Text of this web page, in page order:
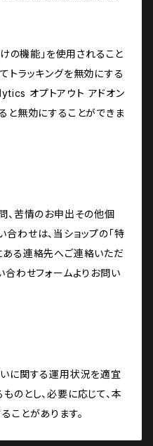
機能」を使用されること
トラッキングを無効にする
オプトアウト アドオン
と無効にすることができま
、苦情のお申出その他個
わせは、当ショップの「特
ある連絡先へご連絡いただ
合わせフォームよりお問い
に関する運用状況を適宜
のとし、必要に応じて、本
ことがあります。